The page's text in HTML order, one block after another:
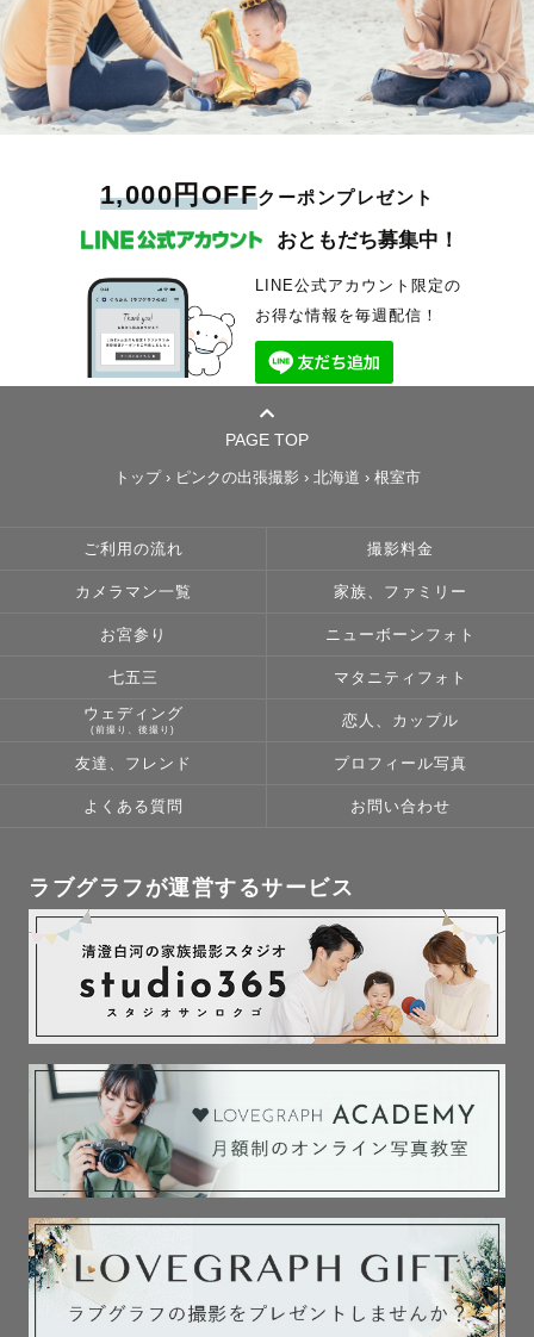
1,000円OFFクーポンプレゼント
おともだち募集中！
LINE公式アカウント限定の
お得な情報を毎週配信！
PAGE TOP
トップ› ピンクの出張撮影 › 北海道 › 根室市
ご利用の流れ 撮影料金
カメラマン一覧 家族、ファミリー
お宮参り ニューボーンフォト
七五三 マタニティフォト
ウェディング
(前撮り、後撮り)
恋人、カップル
友達、フレンド プロフィール写真
よくある質問 お問い合わせ
ラブグラフが運営するサービス